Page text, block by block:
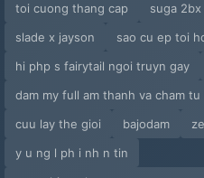
Chap 38
Chap 40
Chap 41
Chap 42
toi cuong thang cap suga 2bx
slade x jayson
sao cu ep toi
hi php s fairytail ngoi truyn gay
dam my full am thanh va cham
cuu lay the gioi
bajodam
y u ng l ph i nh n tin